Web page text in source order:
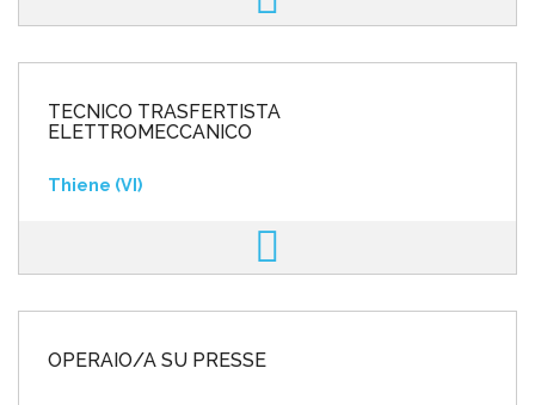
TECNICO TRASFERTISTA
ELETTROMECCANICO
Thiene (VI)
OPERAIO/A SU PRESSE